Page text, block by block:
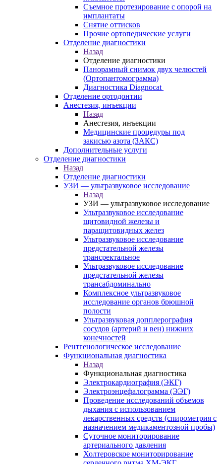
Съемное протезирование с опорой на
имплантаты
Снятие оттисков
Прочие ортопедические услуги
Отделение диагностики
Назад
Отделение диагностики
Панорамный снимок двух челюстей
(Ортопантомограмма)
Диагностика Diagnocat
Отделение ортодонтии
Анестезия, инъекции
Назад
Анестезия, инъекции
Медицинские процедуры под
закисью азота (ЗАКС)
Дополнительные услуги
Отделение диагностики
Назад
Отделение диагностики
УЗИ — ультразвуковое исследование
Назад
УЗИ — ультразвуковое исследование
Ультразвуковое исследование
щитовидной железы и
паращитовидных желез
Ультразвуковое исследование
предстательной железы
трансректальное
Ультразвуковое исследование
предстательной железы
трансабдоминально
Комплексное ультразвуковое
исследование органов брюшной
полости
Ультразвуковая допплерография
сосудов (артерий и вен) нижних
конечностей
Рентгенологическое исследование
Функциональная диагностика
Назад
Функциональная диагностика
Электрокардиография (ЭКГ)
Электроэнцефалограмма (ЭЭГ)
Проведение исследований объемов
дыхания с использованием
лекарственных средств (спирометрия с
назначением медикаментозной пробы)
Суточное мониторирование
артериального давления
Холтеровское мониторирование